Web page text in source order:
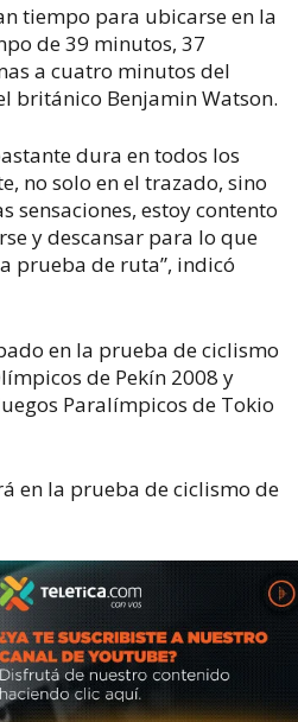
tiempo para ubicarse en la
de 39 minutos, 37
a cuatro minutos del
británico Benjamin Watson.
dura en todos los
no solo en el trazado, sino
sensaciones, estoy contento
y descansar para lo que
prueba de ruta”, indicó
en la prueba de ciclismo
de Pekín 2008 y
Paralímpicos de Tokio
en la prueba de ciclismo de